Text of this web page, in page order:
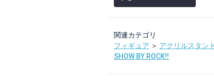
関連カテゴリ
フィギュア ＞ アクリルスタン
SHOW BY ROCK!!